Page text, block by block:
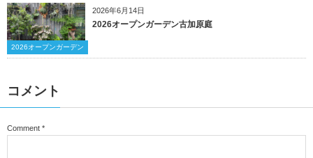
2026年6月14日
2026オープンガーデン
2026オープンガーデン古加原庭
コメント
Comment *